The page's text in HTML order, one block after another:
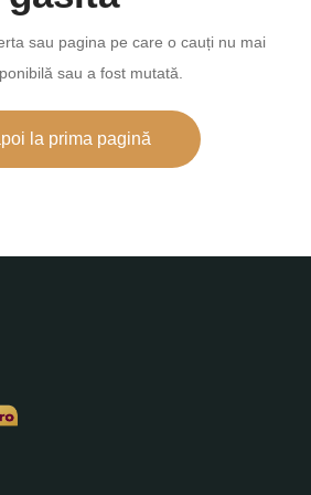
sau pagina pe care o cauți nu mai
sau a fost mutată.
la prima pagină